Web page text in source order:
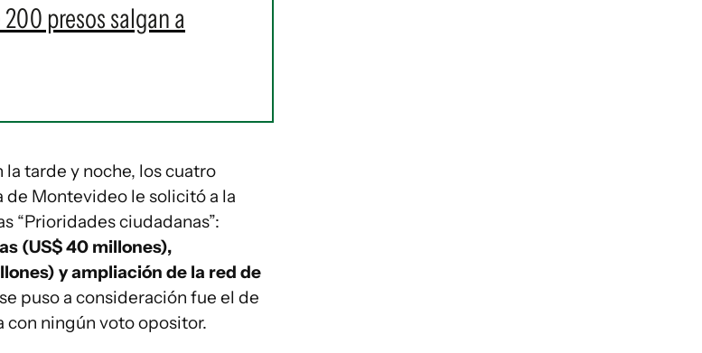
presos salgan a
la tarde y noche, los cuatro
Montevideo le solicitó a la
“Prioridades ciudadanas”:
(US$ 40 millones),
y ampliación de la red de
puso a consideración fue el de
con ningún voto opositor.